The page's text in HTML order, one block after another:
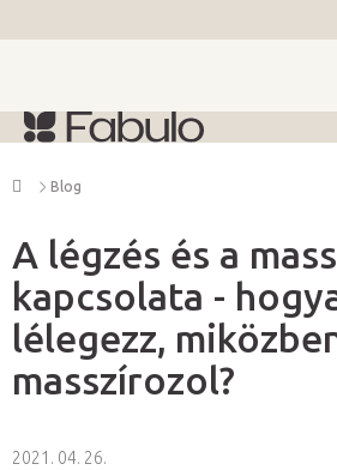
Kezdőlap
Blog
A légzés és a
kapcsolata -
lélegezz,
masszírozol?
2021. 04. 26.